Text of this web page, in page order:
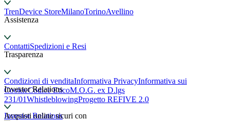
TrenDevice StoreMilanoTorinoAvellino
Assistenza
ContattiSpedizioni e Resi
Trasparenza
Condizioni di venditaInformativa PrivacyInformativa sui
CookieCodice EticoM.O.G. ex D.lgs
231/01WhistleblowingProgetto REFIVE 2.0
Investor Relations
Investor Relations
Acquisti online sicuri con